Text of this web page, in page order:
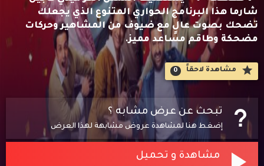
شارما هذا البرنامج الحواري المتنوع الذي يجعلك
تضحك بصوت عالٍ مع ضيوف من المشاهير وحركات
مضحكة وطاقم مساعد مميز.
مشاهدة لاحقاََ 0
تبحث عن عرض مشابه ؟
إضغط هنا لمشاهدة عروض مشابهة لهذا العرض
مشاهدة و تحميل